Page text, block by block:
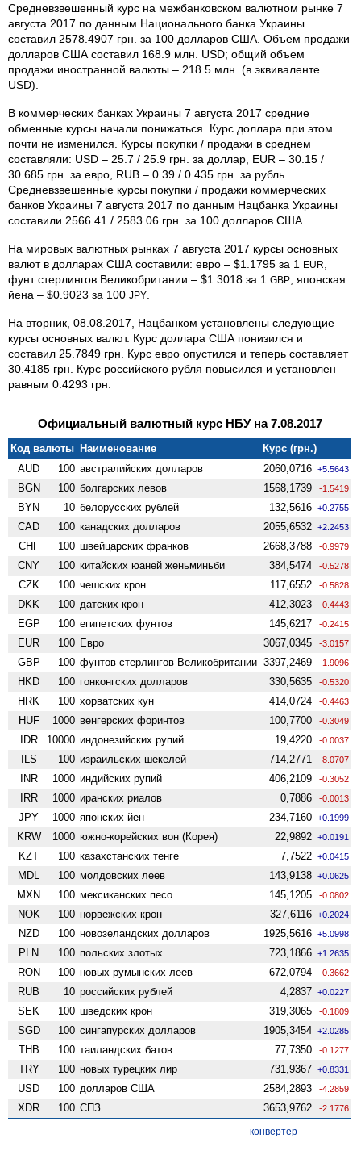
Средневзвешенный курс на межбанковском валютном рынке 7
августа 2017 по данным Национального банка Украины
составил 2578.4907 грн. за 100 долларов США. Объем продажи
долларов США составил 168.9 млн. USD; общий объем
продажи иностранной валюты – 218.5 млн. (в эквиваленте
USD).
В коммерческих банках Украины 7 августа 2017 средние
обменные курсы начали понижаться. Курс доллара при этом
почти не изменился. Курсы покупки / продажи в среднем
составляли: USD – 25.7 / 25.9 грн. за доллар, EUR – 30.15 /
30.685 грн. за евро, RUB – 0.39 / 0.435 грн. за рубль.
Средневзвешенные курсы покупки / продажи коммерческих
банков Украины 7 августа 2017 по данным Нацбанка Украины
составили 2566.41 / 2583.06 грн. за 100 долларов США.
На мировых валютных рынках 7 августа 2017 курсы основных
валют в долларах США составили: евро – $1.1795 за 1 EUR
фунт стерлингов Великобритании – $1.3018 за 1 GBP , японская
йена – $0.9023 за 100 JPY
На вторник, 08.08.2017, Нацбанком установлены следующие
курсы основных валют. Курс доллара США понизился и
составил 25.7849 грн. Курс евро опустился и теперь составляет
30.4185 грн. Курс российского рубля повысился и установлен
равным 0.4293 грн.
Официальный валютный курс НБУ на 7.08.2017
Код валюты Наименование
Курс (грн.)
AUD
100 австралийских долларов 2060,0716 +5.5643
BGN 100 болгарских левов 1568,1739 -1.5419
BYN 10 белорусских рублей 132,5616 +0.2755
CAD 100 канадских долларов 2055,6532 +2.2453
CHF 100 швейцарских франков 2668,3788 -0.9979
CNY 100 китайских юаней женьминьби 384,5474 -0.5278
CZK 100 чешских крон 117,6552 -0.5828
DKK 100 датских крон 412,3023 -0.4443
EGP 100 египетских фунтов 145,6217 -0.2415
EUR 100 Евро 3067,0345 -3.0157
GBP 100 фунтов стерлингов Велико­британии 3397,2469 -1.9096
HKD 100 гонконгских долларов 330,5635 -0.5320
HRK 100 хорватских кун 414,0724 -0.4463
HUF 1000 венгерских форинтов 100,7700 -0.3049
IDR 10000 индонезийских рупий 19,4220 -0.0037
ILS 100 израильских шекелей 714,2771 -8.0707
INR 1000 индийских рупий 406,2109 -0.3052
IRR 1000 иранских риалов 0,7886 -0.0013
JPY 1000 японских йен 234,7160 +0.1999
KRW 1000 южно-корейских вон (Корея) 22,9892 +0.0191
KZT 100 казахстанских тенге 7,7522 +0.0415
MDL 100 молдовских леев 143,9138 +0.0625
MXN 100 мексиканских песо 145,1205 -0.0802
NOK 100 норвежских крон 327,6116 +0.2024
NZD 100 ново­зеландских долларов 1925,5616 +5.0998
PLN 100 польских злотых 723,1866 +1.2635
RON 100 новых румынских леев 672,0794 -0.3662
RUB 10 российских рублей 4,2837 +0.0227
SEK 100 шведских крон 319,3065 -0.1809
SGD 100 сингапурских долларов 1905,3454 +2.0285
THB 100 таиландских батов 77,7350 -0.1277
TRY 100 новых турецких лир 731,9367 +0.8331
USD 100 долларов США 2584,2893 -4.2859
XDR 100 СПЗ 3653,9762 -2.1776
конвертер